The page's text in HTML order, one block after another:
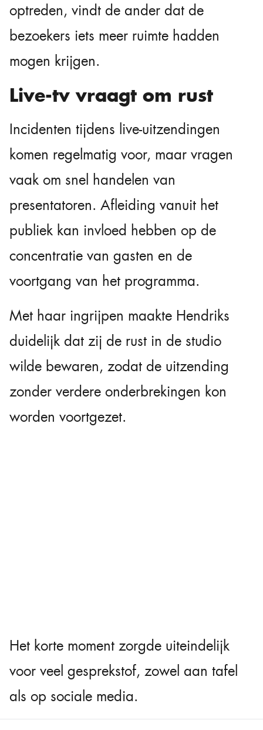
optreden, vindt de ander dat de
bezoekers iets meer ruimte hadden
mogen krijgen.
Live-tv vraagt om rust
Incidenten tijdens live-uitzendingen
komen regelmatig voor, maar vragen
vaak om snel handelen van
presentatoren. Afleiding vanuit het
publiek kan invloed hebben op de
concentratie van gasten en de
voortgang van het programma.
Met haar ingrijpen maakte Hendriks
duidelijk dat zij de rust in de studio
wilde bewaren, zodat de uitzending
zonder verdere onderbrekingen kon
worden voortgezet.
Het korte moment zorgde uiteindelijk
voor veel gesprekstof, zowel aan tafel
als op sociale media.